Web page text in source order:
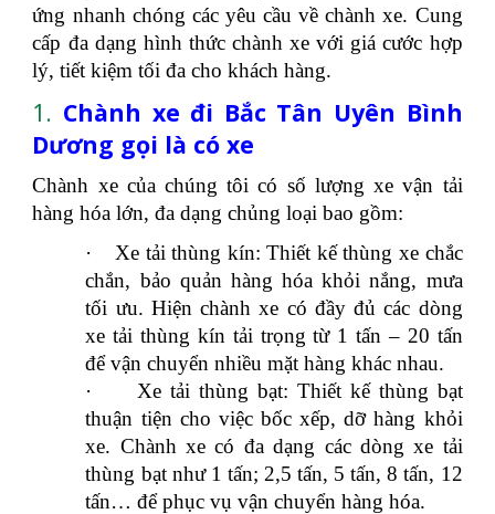
ứng nhanh chóng các yêu cầu về chành xe. Cung
cấp đa dạng hình thức chành xe với giá cước hợp
lý, tiết kiệm tối đa cho khách hàng.
1. Chành xe đi Bắc Tân Uyên Bình
Dương gọi là có xe
Chành xe của chúng tôi có số lượng xe vận tải
hàng hóa lớn, đa dạng chủng loại bao gồm:
·
Xe tải thùng kín: Thiết kế thùng xe chắc
chắn, bảo quản hàng hóa khỏi nắng, mưa
tối ưu. Hiện chành xe có đầy đủ các dòng
xe tải thùng kín tải trọng từ 1 tấn – 20 tấn
để vận chuyển nhiều mặt hàng khác nhau.
·
Xe tải thùng bạt: Thiết kế thùng bạt
thuận tiện cho việc bốc xếp, dỡ hàng khỏi
xe. Chành xe có đa dạng các dòng xe tải
thùng bạt như 1 tấn; 2,5 tấn, 5 tấn, 8 tấn, 12
tấn… để phục vụ vận chuyển hàng hóa.